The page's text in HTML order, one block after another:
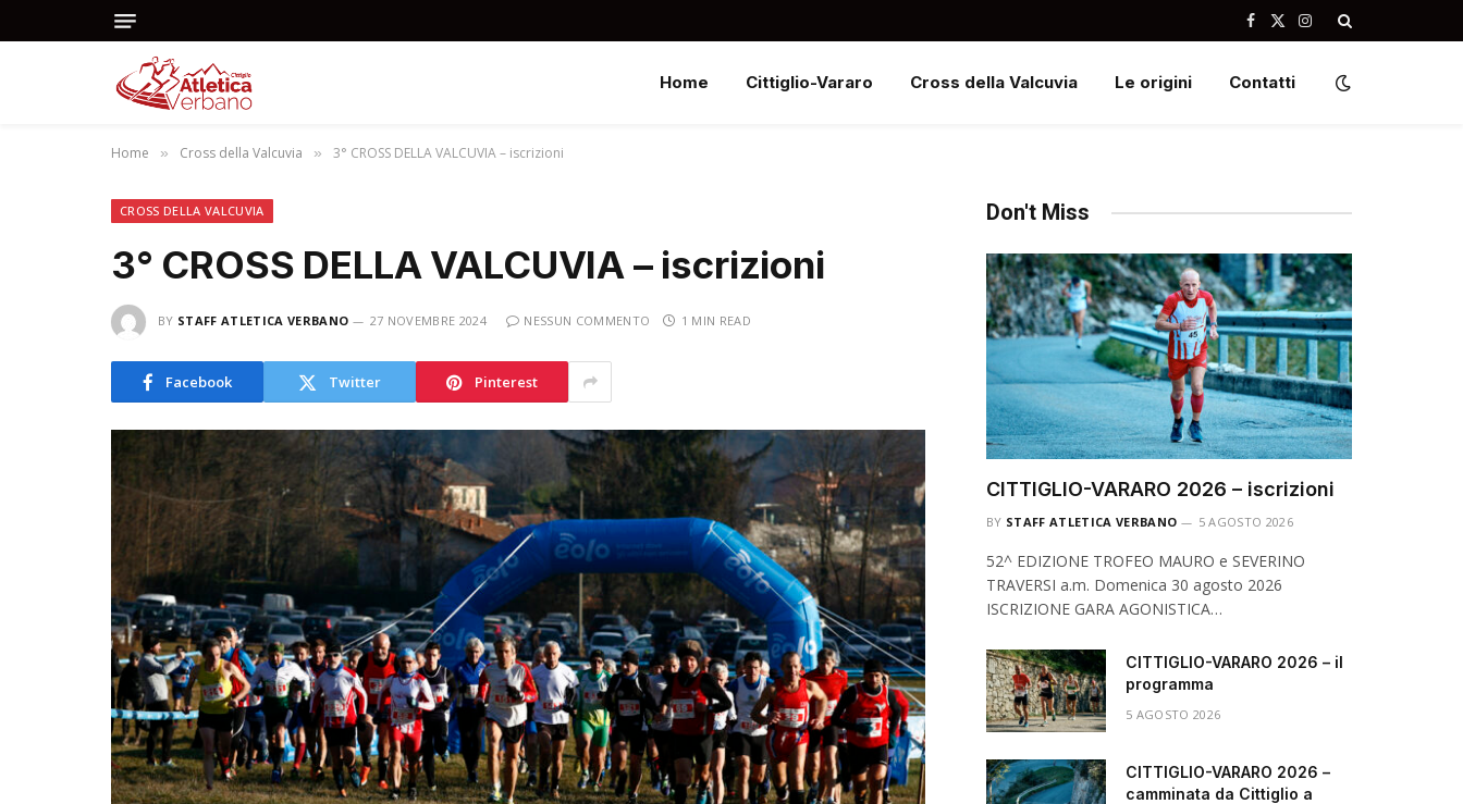
Facebook
X
Instagram
Home Cittiglio-Vararo Cross della Valcuvia Le origini Contatti
Home » Cross della Valcuvia » 3° CROSS DELLA VALCUVIA – iscrizioni
CROSS DELLA VALCUVIA
3° CROSS DELLA VALCUVIA – iscrizioni
BY STAFF ATLETICA VERBANO 27 NOVEMBRE 2024 NESSUN COMMENTO 1 MIN READ
Facebook Twitter Pinterest
Don't Miss
CITTIGLIO-VARARO 2026 – iscrizioni
BY STAFF ATLETICA VERBANO 5 AGOSTO 2026
52^ EDIZIONE TROFEO MAURO e SEVERINO
TRAVERSI a.m. Domenica 30 agosto 2026
ISCRIZIONE GARA AGONISTICA…
CITTIGLIO-VARARO 2026 – il
programma
5 AGOSTO 2026
CITTIGLIO-VARARO 2026 –
camminata da Cittiglio a